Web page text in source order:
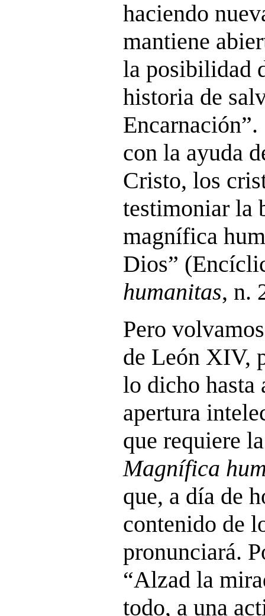
haciendo
mantiene
la posibilidad
historia de
con la ayuda
Cristo, los
testimoniar la
magnífica
Dios”
humanitas, n.
Pero
de León XIV,
lo dicho hasta
apertura
que requiere
Magnífica
que, a día de
contenido de
pronunciará.
“Alzad la
todo, a una